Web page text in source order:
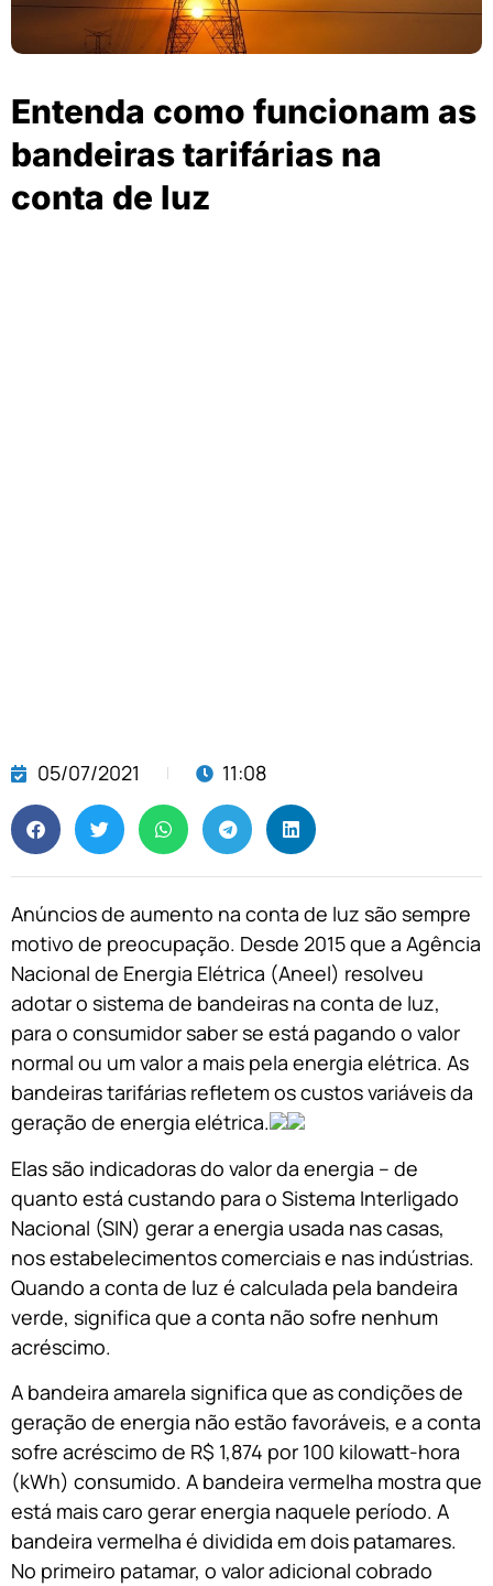
Entenda como funcionam as
bandeiras tarifárias na
conta de luz
05/07/2021 11:08
Anúncios de aumento na conta de luz são sempre
motivo de preocupação. Desde 2015 que a Agência
Nacional de Energia Elétrica (Aneel) resolveu
adotar o sistema de bandeiras na conta de luz,
para o consumidor saber se está pagando o valor
normal ou um valor a mais pela energia elétrica. As
bandeiras tarifárias refletem os custos variáveis da
geração de energia elétrica.
Elas são indicadoras do valor da energia – de
quanto está custando para o Sistema Interligado
Nacional (SIN) gerar a energia usada nas casas,
nos estabelecimentos comerciais e nas indústrias.
Quando a conta de luz é calculada pela bandeira
verde, significa que a conta não sofre nenhum
acréscimo.
A bandeira amarela significa que as condições de
geração de energia não estão favoráveis, e a conta
sofre acréscimo de R$ 1,874 por 100 kilowatt-hora
(kWh) consumido. A bandeira vermelha mostra que
está mais caro gerar energia naquele período. A
bandeira vermelha é dividida em dois patamares.
No primeiro patamar, o valor adicional cobrado